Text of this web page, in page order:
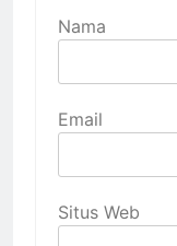
Nama
Email
Situs Web